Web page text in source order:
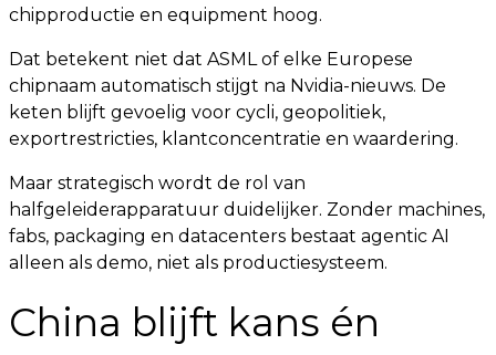
chipproductie en equipment hoog.
Dat betekent niet dat ASML of elke Europese
chipnaam automatisch stijgt na Nvidia-nieuws. De
keten blijft gevoelig voor cycli, geopolitiek,
exportrestricties, klantconcentratie en waardering.
Maar strategisch wordt de rol van
halfgeleiderapparatuur duidelijker. Zonder machines,
fabs, packaging en datacenters bestaat agentic AI
alleen als demo, niet als productiesysteem.
China blijft kans én